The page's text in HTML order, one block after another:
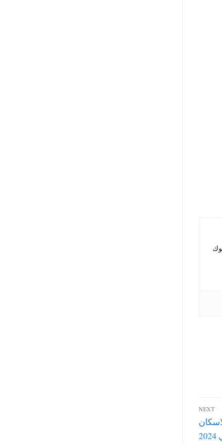
NEXT